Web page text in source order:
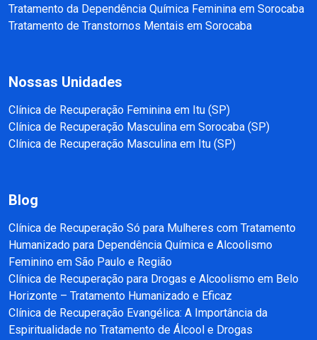
Tratamento da Dependência Química Feminina em Sorocaba
Tratamento de Transtornos Mentais em Sorocaba
Nossas Unidades
Clínica de Recuperação Feminina em Itu (SP)
Clínica de Recuperação Masculina em Sorocaba (SP)
Clínica de Recuperação Masculina em Itu (SP)
Blog
Clínica de Recuperação Só para Mulheres com Tratamento
Humanizado para Dependência Química e Alcoolismo
Feminino em São Paulo e Região
Clínica de Recuperação para Drogas e Alcoolismo em Belo
Horizonte – Tratamento Humanizado e Eficaz
Clínica de Recuperação Evangélica: A Importância da
Espiritualidade no Tratamento de Álcool e Drogas